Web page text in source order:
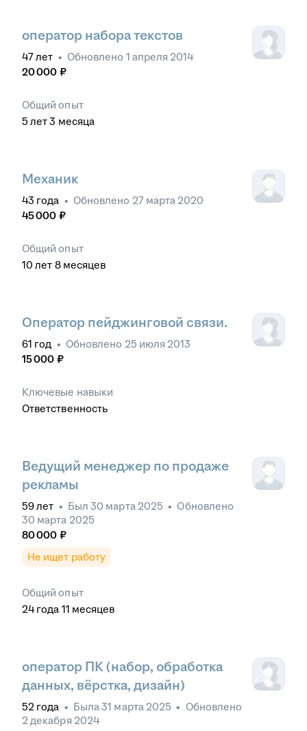
оператор набора текстов
47лет • Обновлено 1 апреля 2014
20 000 ₽
Общий опыт
5 лет 3 месяца
Механик
43 года • Обновлено 27 марта 2020
45 000 ₽
Общий опыт
10 лет 8 месяцев
Оператор пейджинговой связи.
61 год • Обновлено 25 июля 2013
15 000 ₽
Ключевые навыки
Ответственность
Ведущий менеджер по продаже
рекламы
59лет • Был 30 марта 2025 • Обновлено
30 марта 2025
80 000 ₽
Не ищет работу
Общий опыт
24 года 11 месяцев
оператор ПК (набор, обработка
данных, вёрстка, дизайн)
52 года • Была31 марта 2025 • Обновлено
2 декабря 2024